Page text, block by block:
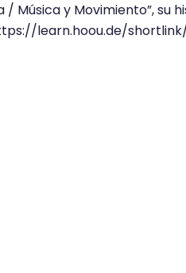
Música y Movimiento”, su
learn.hoou.de/